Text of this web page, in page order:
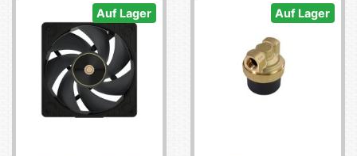
Auf Lager Auf Lager